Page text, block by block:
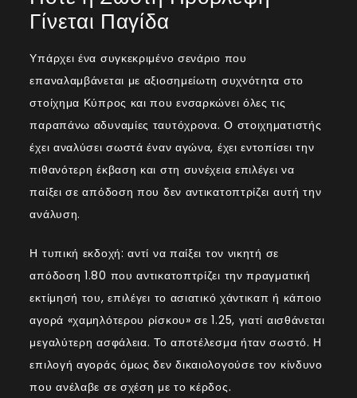
Γίνεται Παγίδα
Υπάρχει ένα συγκεκριμένο σενάριο που
επαναλαμβάνεται με αξιοσημείωτη συχνότητα στο
στοίχημα Κύπρος και που ενσαρκώνει όλες τις
παραπάνω αδυναμίες ταυτόχρονα. Ο στοιχηματιστής
έχει αναλύσει σωστά έναν αγώνα, έχει εντοπίσει την
πιθανότερη έκβαση και στη συνέχεια επιλέγει να
παίξει σε απόδοση που δεν αντικατοπτρίζει αυτή την
ανάλυση.
Η τυπική εκδοχή: αντί να παίξει τον νικητή σε
απόδοση 1.80 που αντικατοπτρίζει την πραγματική
εκτίμησή του, επιλέγει το ασιατικό χάντικαπ ή κάποιο
αγορά «χαμηλότερου ρίσκου» σε 1.25, γιατί αισθάνεται
μεγαλύτερη ασφάλεια. Το αποτέλεσμα ήταν σωστό. Η
επιλογή αγοράς όμως δεν δικαιολογούσε τον κίνδυνο
που ανέλαβε σε σχέση με το κέρδος.